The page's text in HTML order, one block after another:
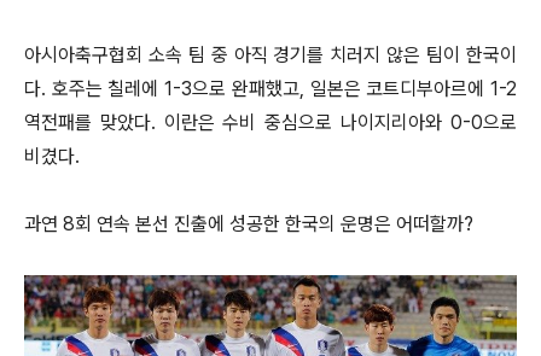
아시아축구협회 소속 팀 중 아직 경기를 치러지 않은 팀이 한국이
다. 호주는 칠레에 1-3으로 완패했고, 일본은 코트디부아르에 1-2
역전패를 맞았다. 이란은 수비 중심으로 나이지리아와 0-0으로
비겼다.
과연 8회 연속 본선 진출에 성공한 한국의 운명은 어떠할까?